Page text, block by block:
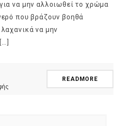
να μην αλλοιωθεί το χρώμα
που βράζουν βοηθά
να μην
READMORE